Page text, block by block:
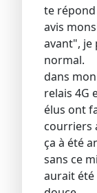
te
avis
avant", je
normal.
dans
relais 4G
élus ont
courriers
ça à été
sans ce
aurait été